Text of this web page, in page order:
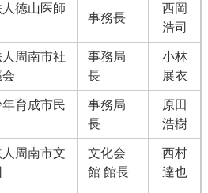
徳山医師
事務長
西岡
浩司
周南市社
事務局
長
小林
展衣
育成市民
事務局
長
原田
浩樹
周南市文
文化会
館 館長
西村
達也